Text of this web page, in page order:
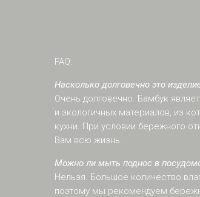
FAQ:
Насколько долговечно это
Очень долговечно. Бамбук
и экологичных материалов, из
кухни. При условии бережного
Вам всю жизнь.
Можно ли мыть поднос в
Нельзя. Большое количество
поэтому мы рекомендуем